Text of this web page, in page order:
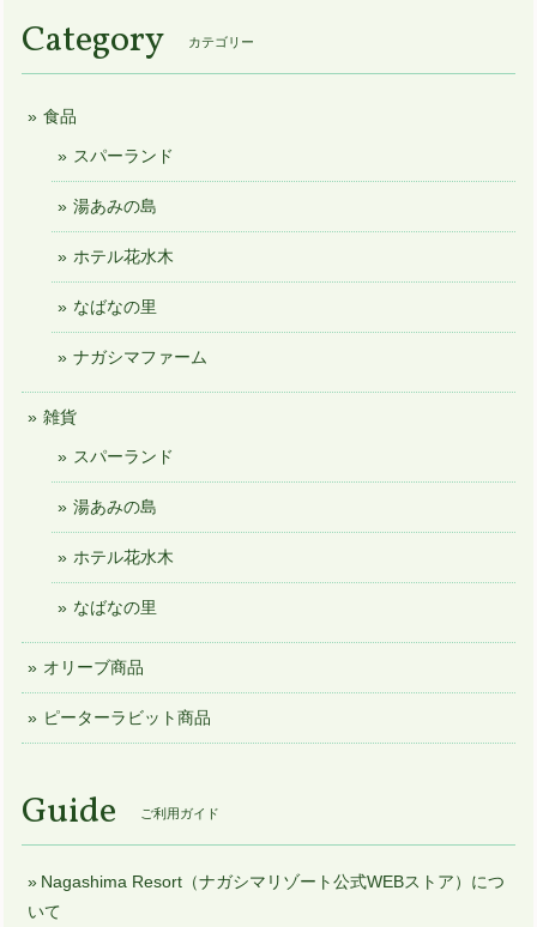
Category カテゴリー
食品
スパーランド
湯あみの島
ホテル花水木
なばなの里
ナガシマファーム
雑貨
スパーランド
湯あみの島
ホテル花水木
なばなの里
オリーブ商品
ピーターラビット商品
Guide ご利用ガイド
Nagashima Resort（ナガシマリゾート公式WEBストア）につ
いて